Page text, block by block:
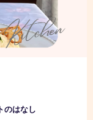
のはなし